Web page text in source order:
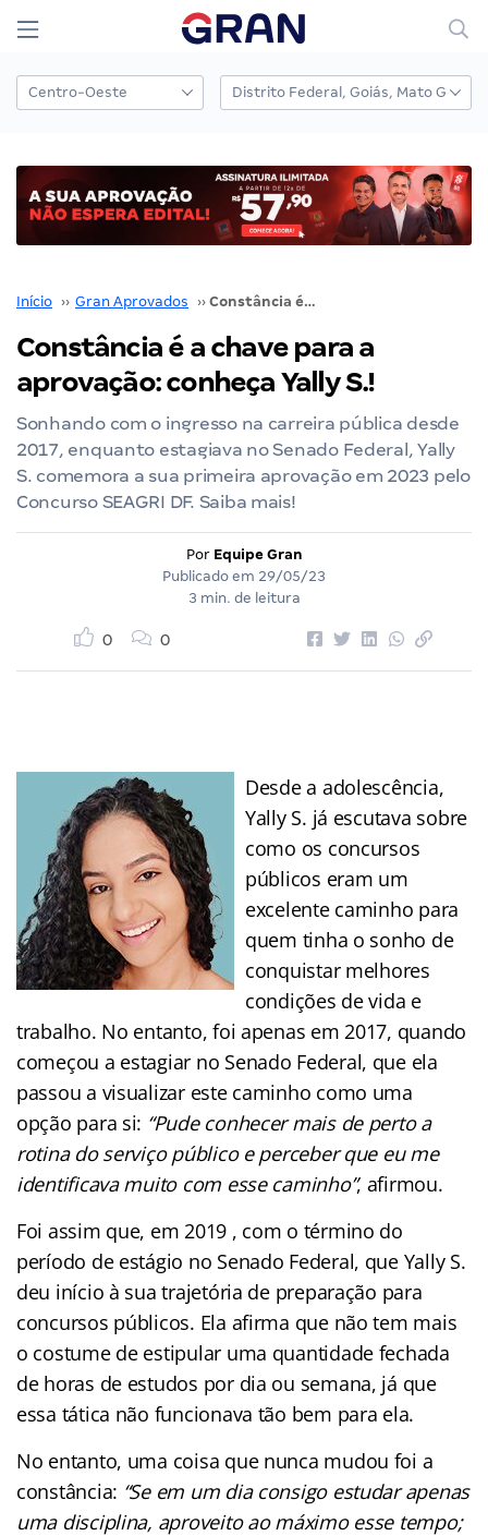
Início ›› Gran Aprovados ›› Constância é a chave para a aprovação: conheça Yally S.!
Constância é a chave para a
aprovação: conheça Yally S.!
Sonhando com o ingresso na carreira pública desde
2017, enquanto estagiava no Senado Federal, Yally
S. comemora a sua primeira aprovação em 2023 pelo
Concurso SEAGRI DF. Saiba mais!
Por Equipe Gran
Publicado em 29/05/23
3 min. de leitura
0 0
Desde a adolescência,
Yally S. já escutava sobre
como os concursos
públicos eram um
excelente caminho para
quem tinha o sonho de
conquistar melhores
condições de vida e
trabalho. No entanto, foi apenas em 2017, quando
começou a estagiar no Senado Federal, que ela
passou a visualizar este caminho como uma
opção para si: “Pude conhecer mais de perto a
rotina do serviço público e perceber que eu me
identificava muito com esse caminho”, afirmou.
Foi assim que, em 2019 , com o término do
período de estágio no Senado Federal, que Yally S.
deu início à sua trajetória de preparação para
concursos públicos. Ela afirma que não tem mais
o costume de estipular uma quantidade fechada
de horas de estudos por dia ou semana, já que
essa tática não funcionava tão bem para ela.
No entanto, uma coisa que nunca mudou foi a
constância: “Se em um dia consigo estudar apenas
uma disciplina, aproveito ao máximo esse tempo;